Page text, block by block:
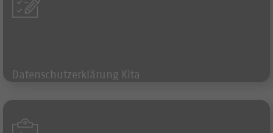
Datenschutzerklärung Kita